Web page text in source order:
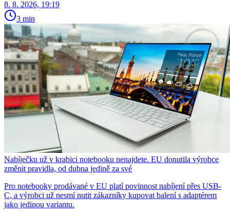
8. 8. 2026, 19:19
3 min
Nabíječku už v krabici notebooku nenajdete. EU donutila výrobce
změnit pravidla, od dubna jedině za své
Pro notebooky prodávané v EU platí povinnost nabíjení přes USB-
C, a výrobci už nesmí nutit zákazníky kupovat balení s adaptérem
jako jedinou variantu.